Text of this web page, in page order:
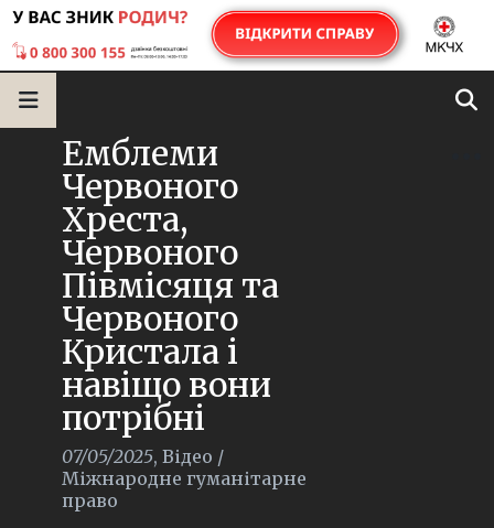
Емблеми
Червоного
Хреста,
Червоного
Півмісяця та
Червоного
Кристала і
навіщо вони
потрібні
07/05/2025, Відео /
Міжнародне гуманітарне
право